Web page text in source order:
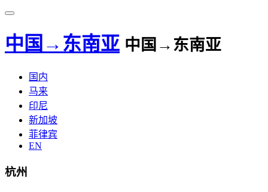
中国→东南亚 中国→东南亚
国内
马来
印尼
新加坡
菲律宾
EN
杭州